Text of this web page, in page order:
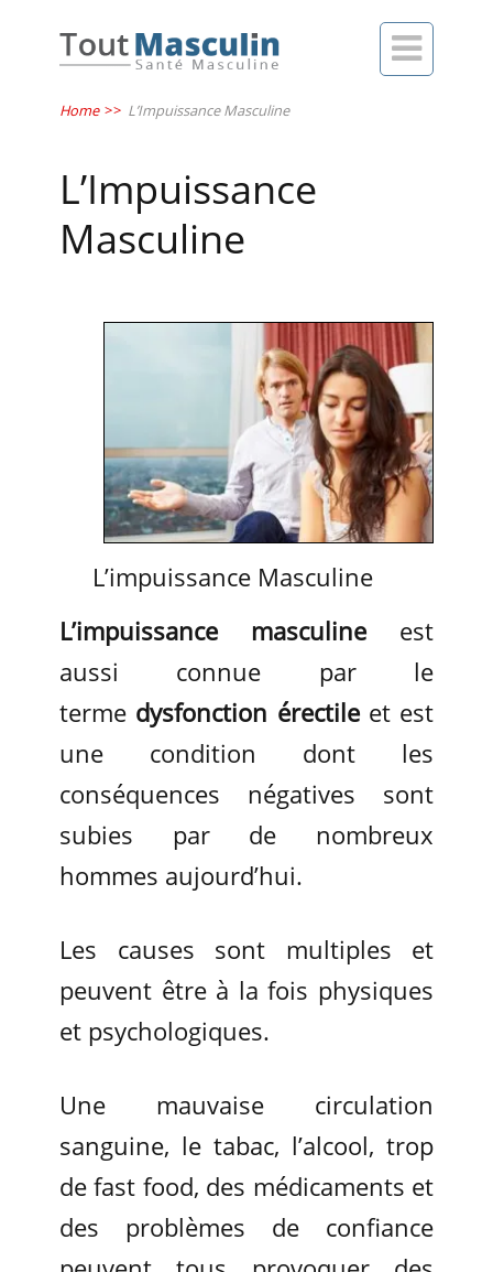

Home >> L’Impuissance Masculine
L’Impuissance
Masculine
L’impuissance Masculine
L’impuissance masculine est
aussi connue par le
terme dysfonction érectileet est
une condition dont les
conséquences négatives sont
subies par de nombreux
hommes aujourd’hui.
Les causes sont multiples et
peuvent être à la fois physiques
et psychologiques.
Une mauvaise circulation
sanguine, le tabac, l’alcool, trop
de fast food, des médicaments et
des problèmes de confiance